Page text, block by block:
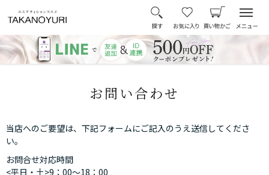
お問い合わせ
当店へのご要望は、下記フォームにご記入のうえ送信してくださ
い。
お問合せ対応時間
<平日・土>9：00～18：00